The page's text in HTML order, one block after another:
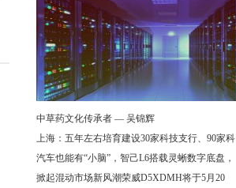
中草药文化传承者 — 吴锦辉
上海：五年左右培育建设30家科技支行、90家科
汽车也能有“小脑”，智己L6搭载灵蜥数字底盘，
掀起混动市场新风潮荣威D5XDMH将于5月20